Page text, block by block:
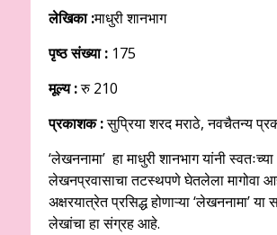
लेखिका :माधुरी शानभाग
पृष्ठ संख्या :175
मूल्य :रु 210
प्रकाशक :सुप्रिया शरद मराठे, नवचैतन्य
‘लेखननामा’ हा माधुरी शानभाग यांनी स्वतःच्या
लेखनप्रवासाचा तटस्थपणे घेतलेला मागोवा
अक्षरयात्रेत प्रसिद्ध होणाऱ्या ‘लेखननामा’ या
लेखांचा हा संग्रह आहे.